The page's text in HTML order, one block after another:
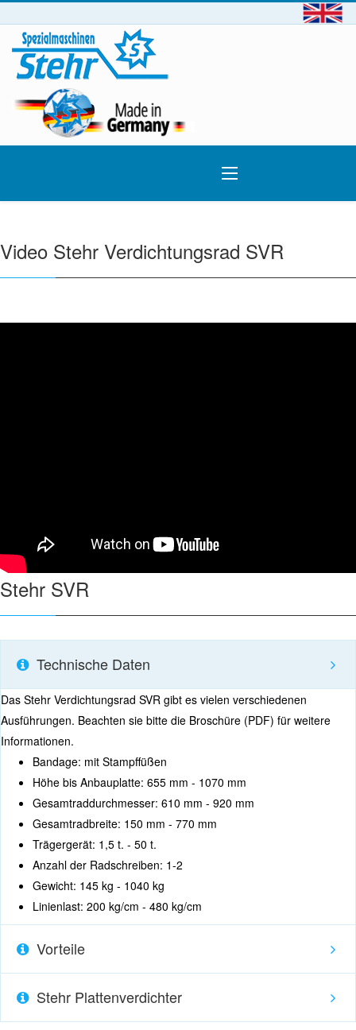
Video Stehr Verdichtungsrad SVR
Stehr SVR
Technische Daten
Das Stehr Verdichtungsrad SVR gibt es vielen verschiedenen
Ausführungen. Beachten sie bitte die Broschüre (PDF) für weitere
Informationen.
Bandage: mit Stampffüßen
Höhe bis Anbauplatte: 655 mm - 1070 mm
Gesamtraddurchmesser: 610 mm - 920 mm
Gesamtradbreite: 150 mm - 770 mm
Trägergerät: 1,5 t. - 50 t.
Anzahl der Radschreiben: 1-2
Gewicht: 145 kg - 1040 kg
Linienlast: 200 kg/cm - 480 kg/cm
Vorteile
Stehr Plattenverdichter